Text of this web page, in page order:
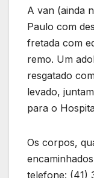
A van (ainda
Paulo com
fretada com
remo. Um
resgatado
levado,
para o
Os corpos,
telefone: (41)